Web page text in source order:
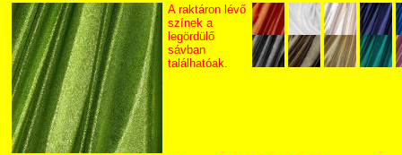
A raktáron lévő
színek a
legördülő
sávban
találhatóak.